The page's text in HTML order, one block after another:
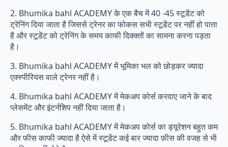
2. Bhumika bahl ACADEMY के एक बैच में 40 -45 स्टूडेंट को
ट्रेनिंग दिया जाता है जिससे ट्रेनर का फोकस सभी स्टूडेंट पर नहीं हो पाता
है और स्टूडेंट को ट्रेनिंग के समय काफी दिक्क्तों का सामना करना पड़ता
है।
3. Bhumika bahl ACADEMY में भूमिका भल को छोड़कर ज्यादा
एक्स्पीरियस वाले ट्रेनर नहीं है।
4. Bhumika bahl ACADEMY में मेकअप कोर्स करवाए जाने के बाद
प्लेसमेंट और इंटर्नशिप नहीं दिया जाता है।
5. Bhumika bahl ACADEMY में मेकअप कोर्स का ड्यूरेशन बहुत कम
और फीस काफी ज्यादा है ऐसे में स्टूडेंट कई बार ज्यादा फ़ीस की वजह से भी